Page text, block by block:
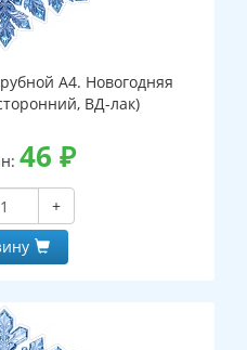
А4. Новогодняя
ВД-лак)
46 ₽
+